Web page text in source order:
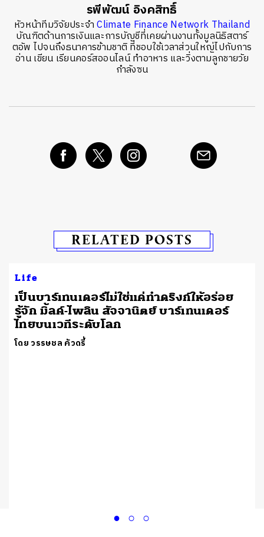
รพีพัฒน์ อิงคสิทธิ์
หัวหน้าทีมวิจัยประจำClimate Finance Network Thailand
บัณฑิตด้านการเงินและการบัญชีที่เคยผ่านงานทั้งมูลนิธิสตาร์
ตอัพ ไปจนถึงธนาคารข้ามชาติ ที่ชอบใช้เวลาส่วนใหญ่ไปกับการ
อ่าน เขียน เรียนคอร์สออนไลน์ ทำอาหาร และวิ่งตามลูกชายวัย
กำลังซน
RELATED POSTS
Life
เป็นบาร์เทนเดอร์ไม่ใช่แค่ทำดริงก์ให้อร่อย
รู้จัก มิ้ลค์-ไพลิน สัจจานิตย์ บาร์เทนเดอร์
ไทยบนเวทีระดับโลก
โดย วรรษชล คัวดรี้